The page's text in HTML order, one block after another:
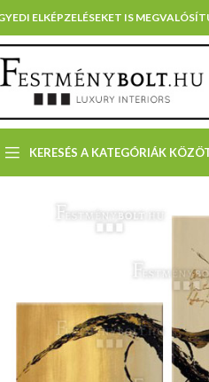
ELKÉPZELÉSEKET IS
KERESÉS A KATEGÓRIÁK